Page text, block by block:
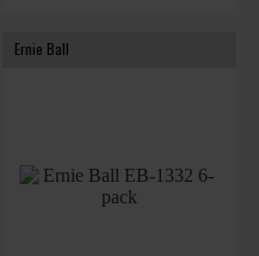
Ernie Ball